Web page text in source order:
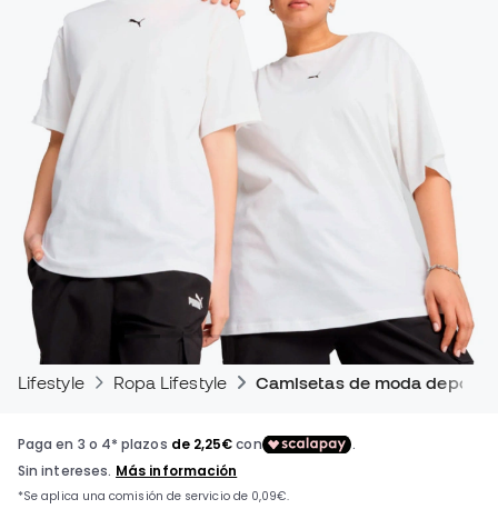
Lifestyle Ropa Lifestyle Camisetas de moda